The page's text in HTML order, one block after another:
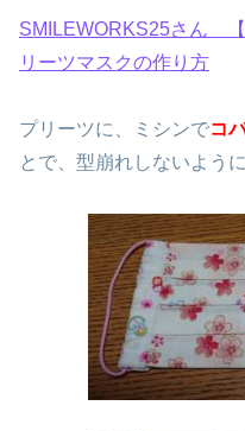
SMILEWORKS25さん
リーツマスクの作り方
プリーツに、ミシンでコ
とで、型崩れしないよう